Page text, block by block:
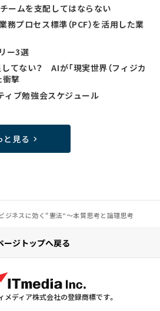
チームを支配してはならない
務プロセス標準（PCF）を活用した業
ー3選
てない？ AIが「現実世界（フィジカ
衝撃
ブ勉強会スケジュール
と見る
ジネスに効く“憲法″～本質思考と論理思考
ージトップへ戻る
ディア株式会社の登録商標です。